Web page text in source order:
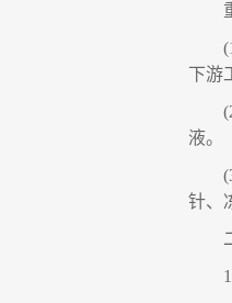
下游
液。
针、